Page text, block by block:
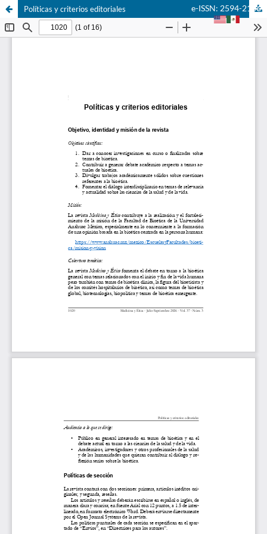
Políticas y criterios editoriales e-ISSN: 2594-2166